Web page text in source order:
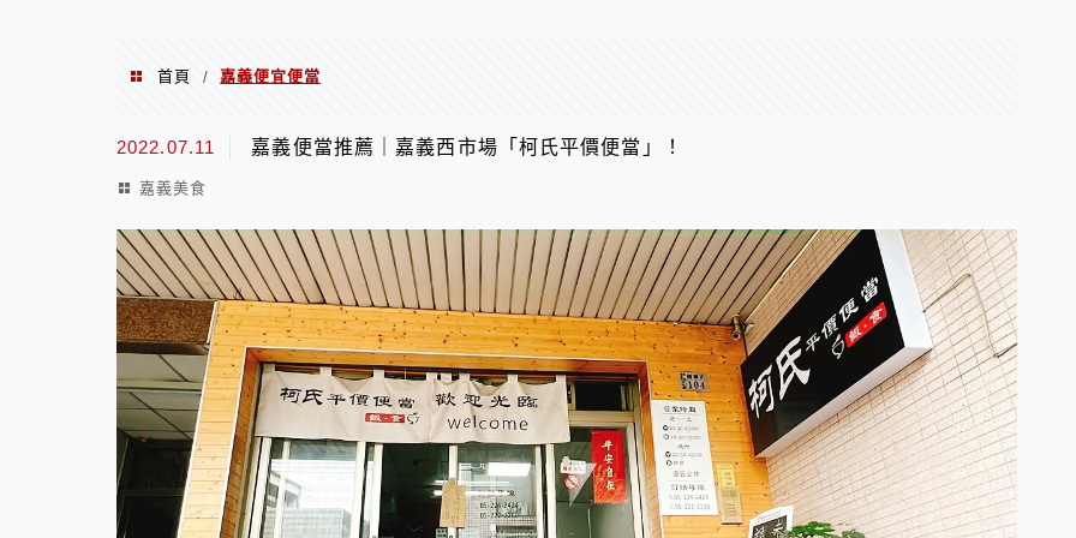
首頁 / 嘉義便宜便當
嘉義便宜便當
2022.07.11 嘉義便當推薦｜嘉義西市場「柯氏平價便當」！
嘉義美食